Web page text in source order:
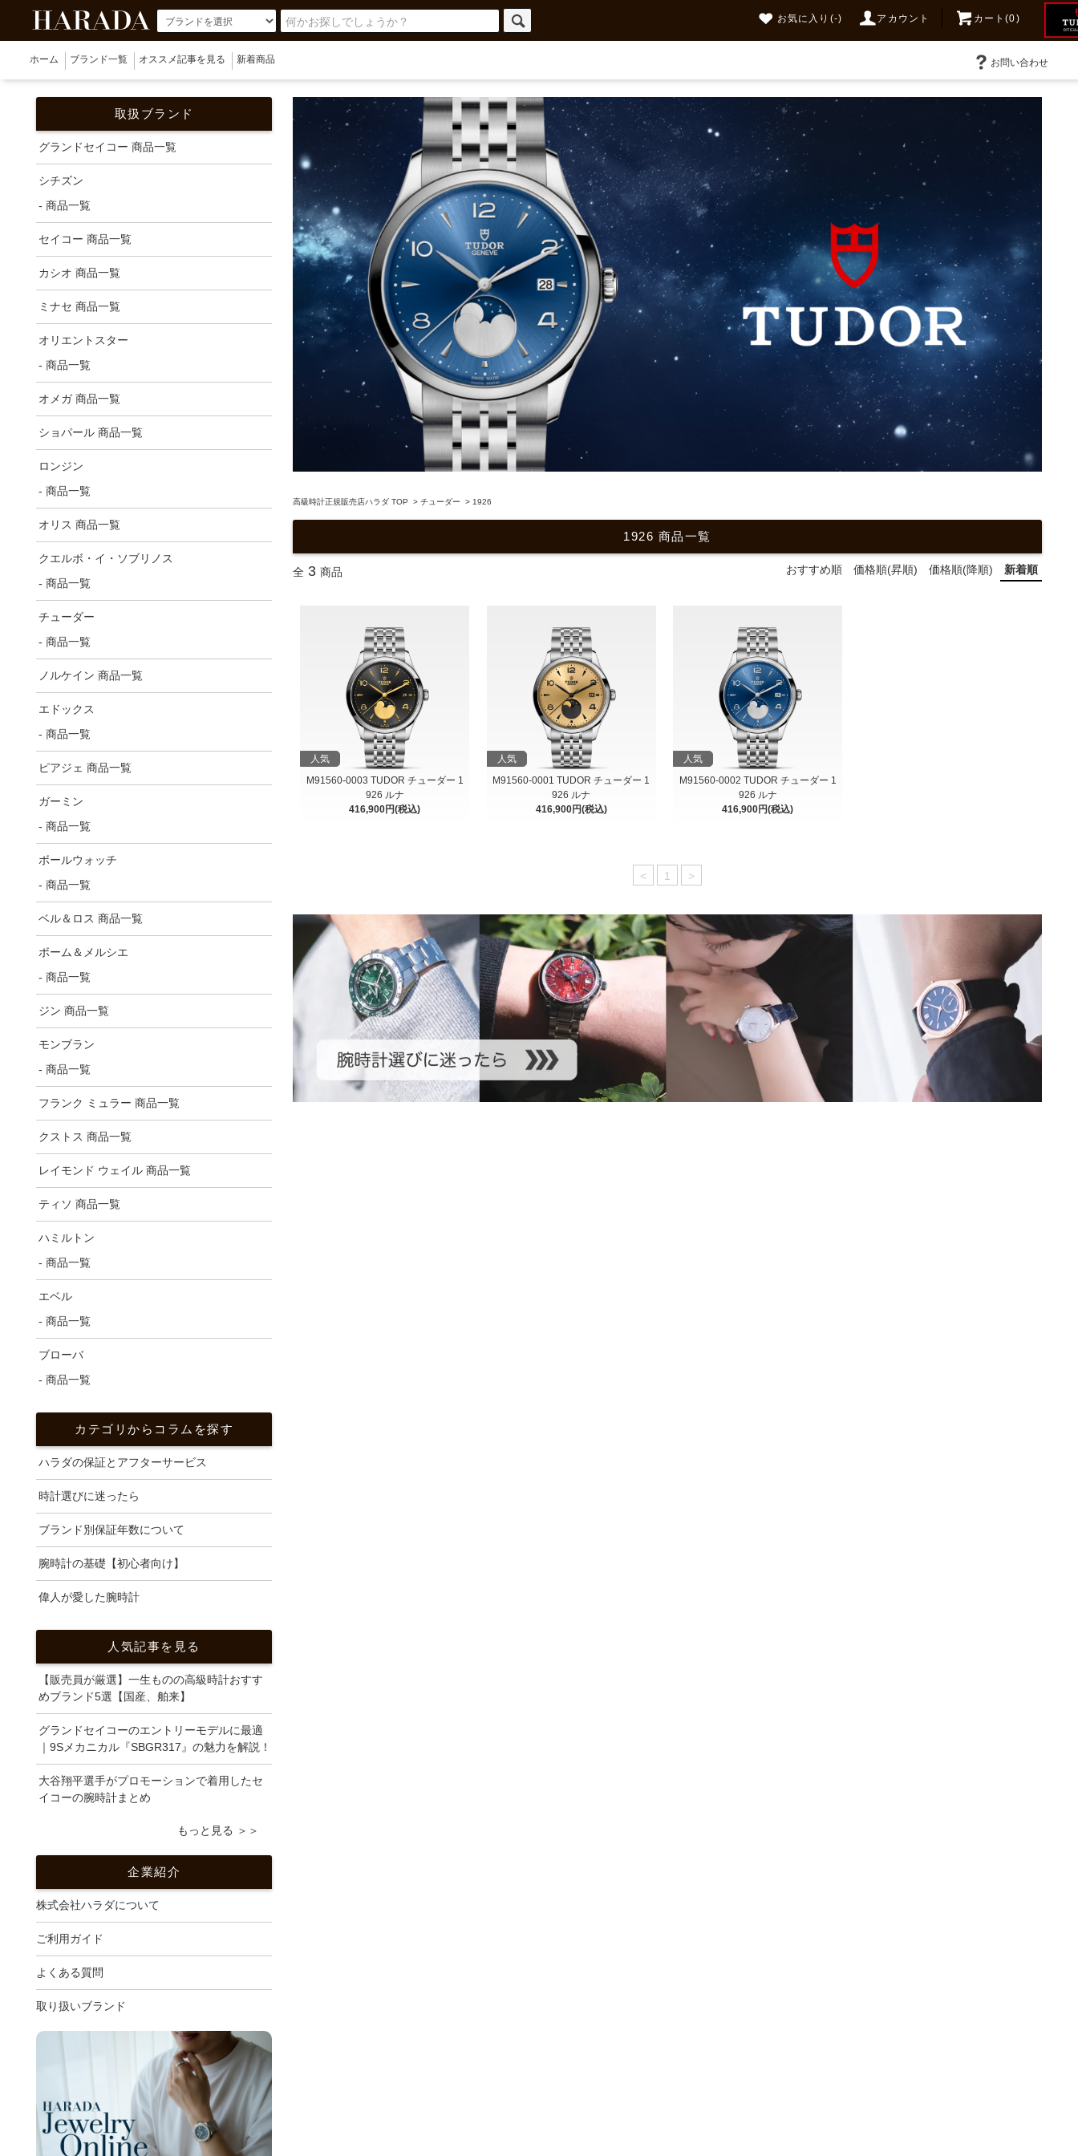
お気に入り (-) アカウント カート(0)
ホーム ブランド一覧 オススメ記事を見る 新着商品 お問い合わせ
高級時計正規販売店ハラダ TOP > チューダー > 1926
1926 商品一覧
全 3 商品 おすすめ順 価格順(昇順) 価格順(降順) 新着順
人気
M91560-0003 TUDOR チューダー 1
926 ルナ
416,900円(税込)
人気
M91560-0001 TUDOR チューダー 1
926 ルナ
416,900円(税込)
人気
M91560-0002 TUDOR チューダー 1
926 ルナ
416,900円(税込)
< 1 >
取扱ブランド
グランドセイコー 商品一覧
シチズン
- 商品一覧
セイコー 商品一覧
カシオ 商品一覧
ミナセ 商品一覧
オリエントスター
- 商品一覧
オメガ 商品一覧
ショパール 商品一覧
ロンジン
- 商品一覧
オリス 商品一覧
クエルボ・イ・ソブリノス
- 商品一覧
チューダー
- 商品一覧
ノルケイン 商品一覧
エドックス
- 商品一覧
ピアジェ 商品一覧
ガーミン
- 商品一覧
ボールウォッチ
- 商品一覧
ベル＆ロス 商品一覧
ボーム＆メルシエ
- 商品一覧
ジン 商品一覧
モンブラン
- 商品一覧
フランク ミュラー 商品一覧
クストス 商品一覧
レイモンド ウェイル 商品一覧
ティソ 商品一覧
ハミルトン
- 商品一覧
エベル
- 商品一覧
ブローバ
- 商品一覧
カテゴリからコラムを探す
ハラダの保証とアフターサービス
時計選びに迷ったら
ブランド別保証年数について
腕時計の基礎【初心者向け】
偉人が愛した腕時計
人気記事を見る
【販売員が厳選】一生ものの高級時計おすす
めブランド5選【国産、舶来】
グランドセイコーのエントリーモデルに最適
｜9Sメカニカル『SBGR317』の魅力を解説！
大谷翔平選手がプロモーションで着用したセ
イコーの腕時計まとめ
もっと見る ＞＞
企業紹介
株式会社ハラダについて
ご利用ガイド
よくある質問
取り扱いブランド